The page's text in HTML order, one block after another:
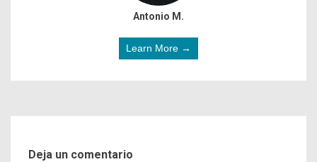
Antonio M.
Learn More →
Deja un comentario